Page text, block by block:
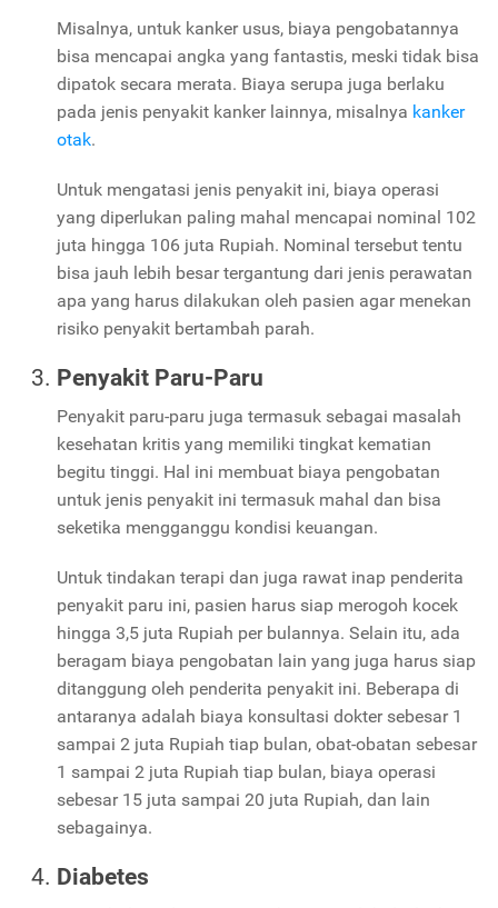
Misalnya, untuk kanker usus, biaya pengobatannya
bisa mencapai angka yang fantastis, meski tidak bisa
dipatok secara merata. Biaya serupa juga berlaku
pada jenis penyakit kanker lainnya, misalnya kanker
otak.
Untuk mengatasi jenis penyakit ini, biaya operasi
yang diperlukan paling mahal mencapai nominal 102
juta hingga 106 juta Rupiah. Nominal tersebut tentu
bisa jauh lebih besar tergantung dari jenis perawatan
apa yang harus dilakukan oleh pasien agar menekan
risiko penyakit bertambah parah.
Penyakit Paru-Paru
Penyakit paru-paru juga termasuk sebagai masalah
kesehatan kritis yang memiliki tingkat kematian
begitu tinggi. Hal ini membuat biaya pengobatan
untuk jenis penyakit ini termasuk mahal dan bisa
seketika mengganggu kondisi keuangan.
Untuk tindakan terapi dan juga rawat inap penderita
penyakit paru ini, pasien harus siap merogoh kocek
hingga 3,5 juta Rupiah per bulannya. Selain itu, ada
beragam biaya pengobatan lain yang juga harus siap
ditanggung oleh penderita penyakit ini. Beberapa di
antaranya adalah biaya konsultasi dokter sebesar 1
sampai 2 juta Rupiah tiap bulan, obat-obatan sebesar
1 sampai 2 juta Rupiah tiap bulan, biaya operasi
sebesar 15 juta sampai 20 juta Rupiah, dan lain
sebagainya.
Diabetes